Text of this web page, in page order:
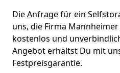
Die Anfrage für ein
uns, die Firma
kostenlos und
Angebot erhältst Du mit
Festpreisgarantie.